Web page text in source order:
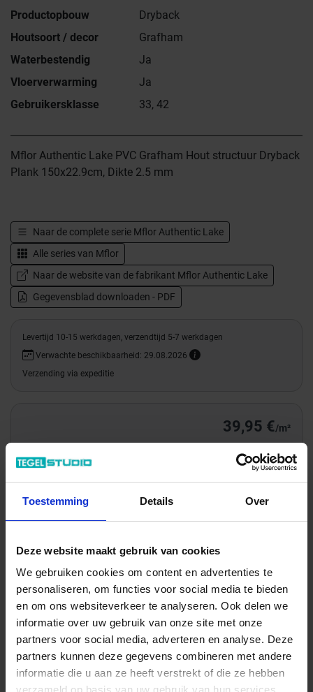
Toestemming Details Over
Deze website maakt gebruik van cookies
We gebruiken cookies om content en advertenties te
personaliseren, om functies voor social media te bieden
en om ons websiteverkeer te analyseren. Ook delen we
informatie over uw gebruik van onze site met onze
partners voor social media, adverteren en analyse. Deze
partners kunnen deze gegevens combineren met andere
informatie die u aan ze heeft verstrekt of die ze hebben
verzameld op basis van uw gebruik van hun services.
Productopbouw
Dryback
Houtsoort / decor
Grafham
Waterbestendig
Ja
Vloerverwarming
Ja
Gebruikersklasse
33, 42
Mflor Authentic Lake PVC Grafham Hout structuur Dryback
Plank 150x22.9cm, Dikte 2.5 mm
Naar de complete serie Mflor Authentic Lake
Alle series van Mflor
Naar de website van de fabrikant Mflor Authentic Lake
Gegevensblad downloaden - PDF
Levertijd 10-15 werkdagen, verzendtijd 5-7 werkdagen
Verwachte beschikbaarheid: 29.08.2026
Verzending via expeditie
39,95 €/m²
Totale prijs / geleverde hoeveelheid
137,04 €